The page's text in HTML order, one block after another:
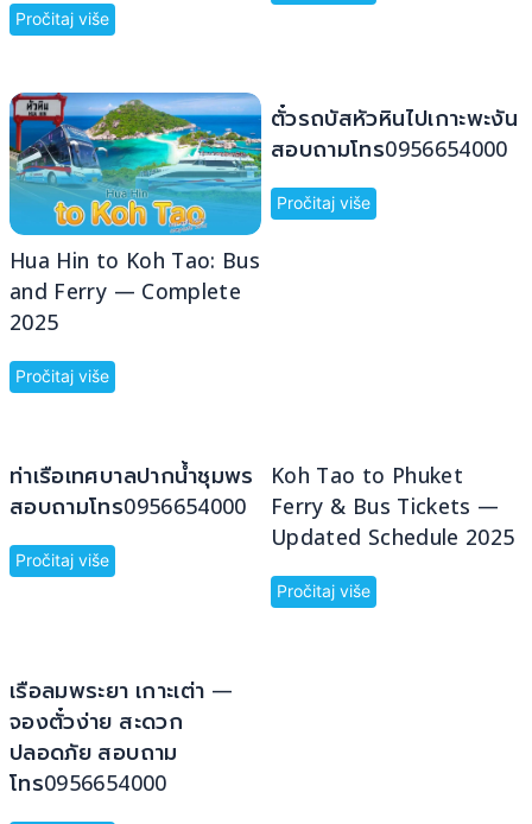
Pročitaj više
Hua Hin to Koh Tao: Bus
and Ferry — Complete
2025
Pročitaj više
ตั๋วรถบัสหัวหินไปเกาะพะงัน
สอบถามโทร0956654000
Pročitaj više
ท่าเรือเทศบาลปากน้ำชุมพร
สอบถามโทร0956654000
Pročitaj više
Koh Tao to Phuket
Ferry & Bus Tickets —
Updated Schedule 2025
Pročitaj više
เรือลมพระยา เกาะเต่า —
จองตั๋วง่าย สะดวก
ปลอดภัย สอบถาม
โทร0956654000